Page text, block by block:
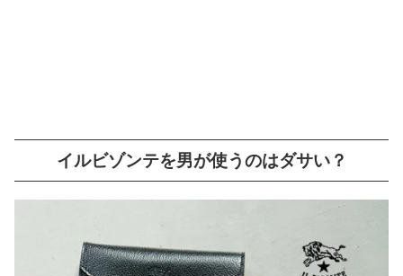
イルビゾンテを男が使うのはダサい？